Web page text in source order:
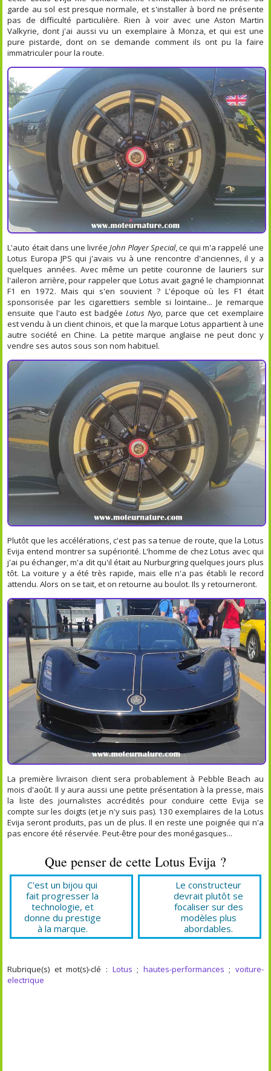
garde au sol est presque normale, et s'installer à bord ne présente
pas de difficulté particulière. Rien à voir avec une Aston Martin
Valkyrie, dont j'ai aussi vu un exemplaire à Monza, et qui est une
pure pistarde, dont on se demande comment ils ont pu la faire
immatriculer pour la route.
L'auto était dans une livrée John Player Special, ce qui m'a rappelé une
Lotus Europa JPS qui j'avais vu à une rencontre d'anciennes, il y a
quelques années. Avec même un petite couronne de lauriers sur
l'aileron arrière, pour rappeler que Lotus avait gagné le championnat
F1 en 1972. Mais qui s'en souvient ? L'époque où les F1 était
sponsorisée par les cigarettiers semble si lointaine... Je remarque
ensuite que l'auto est badgée Lotus Nyo, parce que cet exemplaire
est vendu à un client chinois, et que la marque Lotus appartient à une
autre société en Chine. La petite marque anglaise ne peut donc y
vendre ses autos sous son nom habituel.
Plutôt que les accélérations, c'est pas sa tenue de route, que la Lotus
Evija entend montrer sa supériorité. L'homme de chez Lotus avec qui
j'ai pu échanger, m'a dit qu'il était au Nurburgring quelques jours plus
tôt. La voiture y a été très rapide, mais elle n'a pas établi le record
attendu. Alors on se tait, et on retourne au boulot. Ils y retourneront.
La première livraison client sera probablement à Pebble Beach au
mois d'août. Il y aura aussi une petite présentation à la presse, mais
la liste des journalistes accrédités pour conduire cette Evija se
compte sur les doigts (et je n'y suis pas). 130 exemplaires de la Lotus
Evija seront produits, pas un de plus. Il en reste une poignée qui n'a
pas encore été réservée. Peut-être pour des monégasques...
Que penser de cette Lotus Evija ?
C'est un bijou qui
fait progresser la
technologie, et
donne du prestige
à la marque.
Le constructeur
devrait plutôt se
focaliser sur des
modèles plus
abordables.
Rubrique(s) et mot(s)-clé : Lotus ; hautes-performances ; voiture-
electrique